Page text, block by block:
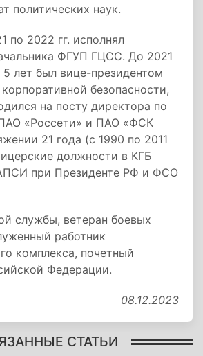
политических наук.
по 2022 гг. исполнял
ФГУП ГЦСС. До 2021
5 лет был вице-президентом
безопасности,
на посту директора по
«Россети» и ПАО «ФСК
21 года (с 1990 по 2011
должности в КГБ
при Президенте РФ и ФСО
службы, ветеран боевых
работник
комплекса, почетный
Федерации.
08.12.2023
СТАТЬИ